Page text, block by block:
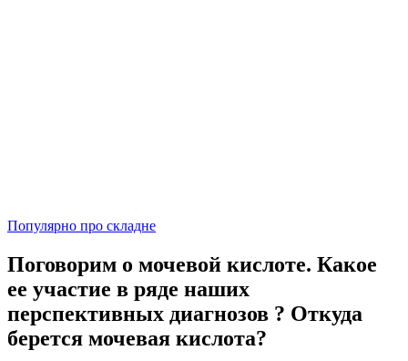
Популярно про складне
Поговорим о мочевой кислоте. Какое
ее участие в ряде наших
перспективных диагнозов ? Откуда
берется мочевая кислота?